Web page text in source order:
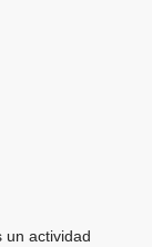
un actividad